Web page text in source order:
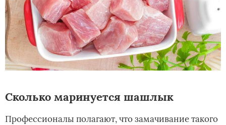
Сколько маринуется шашлык
Профессионалы полагают, что замачивание такого